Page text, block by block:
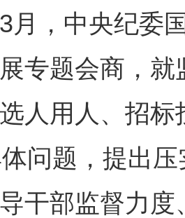
，中央纪委国
专题会商，
人用人、招
问题，提出压
干部监督力